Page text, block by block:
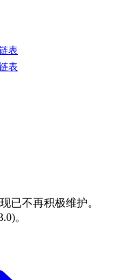
表
表
已不再积极维护。
)。